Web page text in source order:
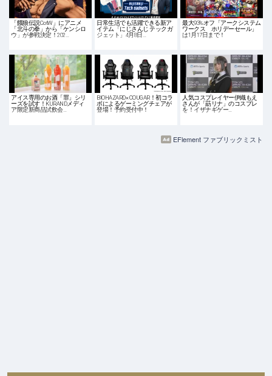
「餓狼伝説CotW」にアニメ
「北斗の拳」から「ケンシロ
ウ」が参戦決定！202…
日常生活でも活躍できる新ア
イテム「にじさんじ テックガ
ジェット」4月8日…
最大93%オフ「アークシステム
ワークス ホリデーセール」
は1月17日まで！
アイス専用のお酒「罪」シリ
ーズを試す！KURANDメディ
ア限定新商品試飲会…
BIOHAZARD× COUGAR！初コラ
ボによるゲーミングチェアが
登場！予約受付中！
人気コスプレイヤー伊織もえ
さんが「莇リナ」のコスプレ
を！イザナギゲー…
EFlement ファブリックミスト